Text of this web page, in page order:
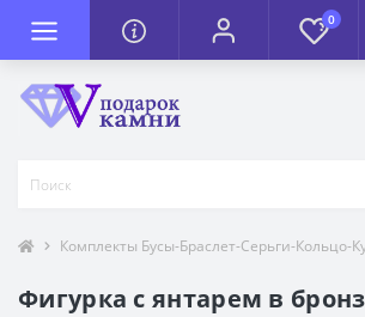
0
Комплекты Бусы-Браслет-Серьги-Кольцо-
Фигурка с янтарем в